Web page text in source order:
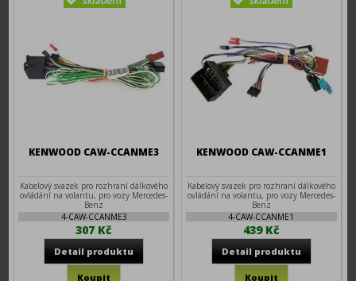
KENWOOD CAW-CCANME3
Kabelový svazek pro rozhraní dálkového
ovládání na volantu, pro vozy Mercedes-
Benz
4-CAW-CCANME3
307 Kč
KENWOOD CAW-CCANME1
Kabelový svazek pro rozhraní dálkového
ovládání na volantu, pro vozy Mercedes-
Benz
4-CAW-CCANME1
439 Kč